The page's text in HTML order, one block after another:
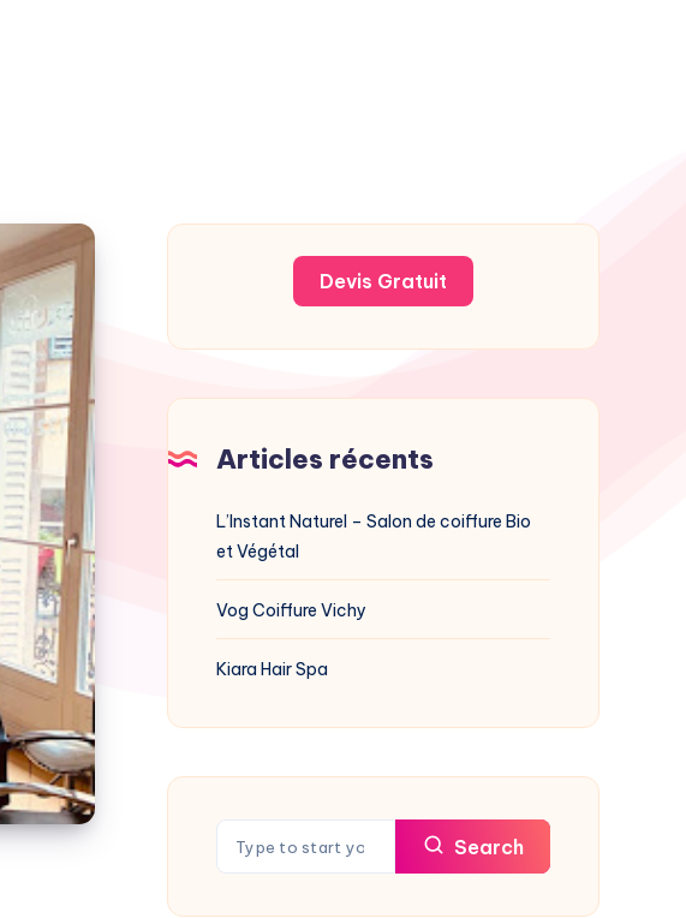
Devis Gratuit
Articles récents
L’Instant Naturel – Salon de coiffure Bio
et Végétal
Vog Coiffure Vichy
Kiara Hair Spa
Search